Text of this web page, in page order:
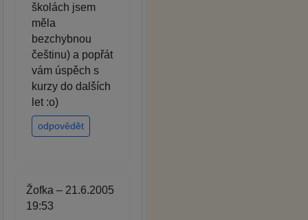
školách jsem
měla
bezchybnou
češtinu) a popřát
vám úspěch s
kurzy do dalších
let :o)
odpovědět
Žofka – 21.6.2005
19:53